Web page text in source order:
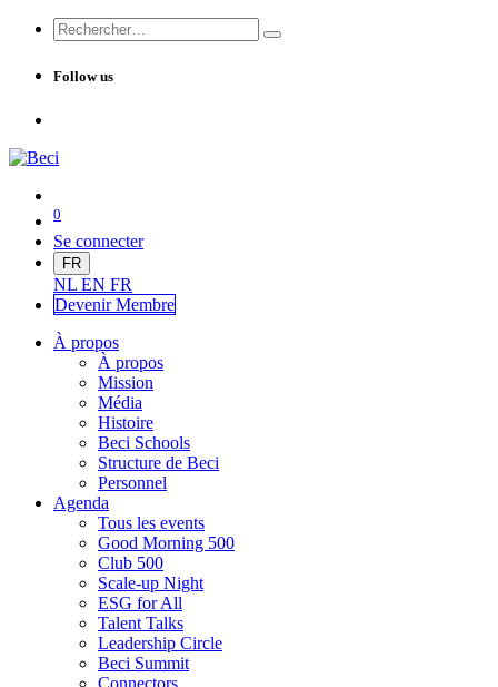
Follow us
0
Se connecter
FR
NL EN FR
Devenir Membre
À propos
À propos
Mission
Média
Histoire
Beci Schools
Structure de Beci
Personnel
Agenda
Tous les events
Good Morning 500
Club 500
Scale-up Night
ESG for All
Talent Talks
Leadership Circle
Beci Summit
Connectors